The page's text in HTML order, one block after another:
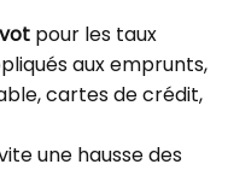
pour les taux
aux emprunts,
cartes de crédit,
une hausse des